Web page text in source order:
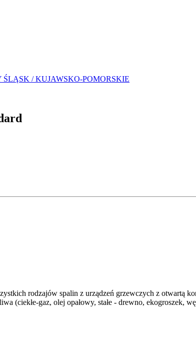
/ KUJAWSKO-POMORSKIE
rodzajów spalin z urządzeń grzewczych z otwartą
(ciekłe-gaz, olej opałowy, stałe - drewno, ekogroszek,